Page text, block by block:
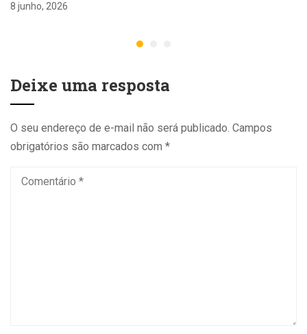
8 junho, 2026
Deixe uma resposta
O seu endereço de e-mail não será publicado. Campos
obrigatórios são marcados com *